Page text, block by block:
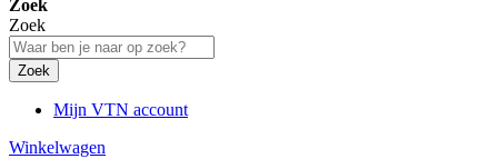
Zoek
Zoek
Zoek
Mijn VTN account
Winkelwagen